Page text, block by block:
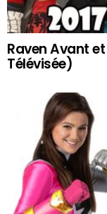
Raven Avant
Télévisée)